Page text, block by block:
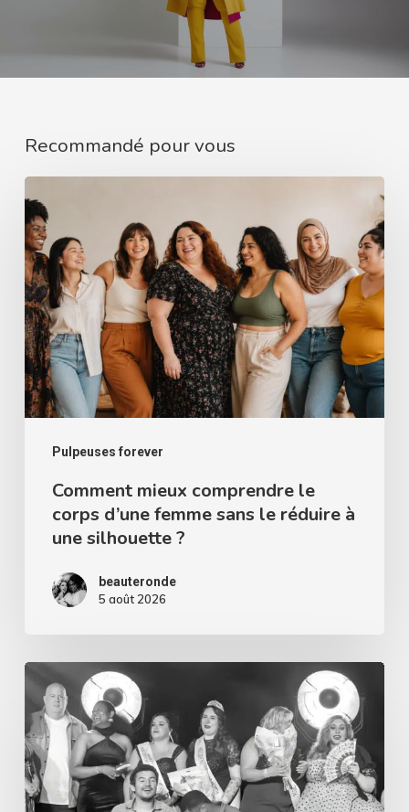
Recommandé pour vous
Pulpeuses forever
mieux
comprendre
le
corps
d’une
femme
sans
le
réduire
silhouette
Comment mieux comprendre le
corps d’une femme sans le réduire à
une silhouette ?
beauteronde
5 août 2026
Miss
Curvy
Pays
de
la